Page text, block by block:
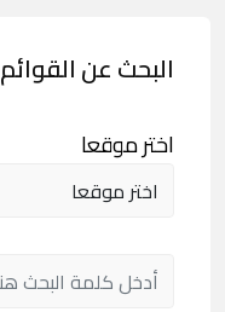
البحث عن القوائم
اختر موقعا